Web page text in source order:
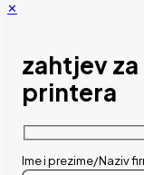
✕
zahtjev
printera
Ime i prezime/Naziv